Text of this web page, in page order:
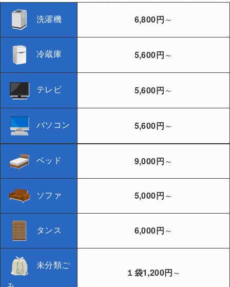
洗濯機 6,800円～
冷蔵庫 5,600円～
テレビ 5,600円～
パソコン 5,600円～
ベッド 9,000円～
ソファ 5,000円～
タンス 6,000円～
未分類ご
１袋1,200円～